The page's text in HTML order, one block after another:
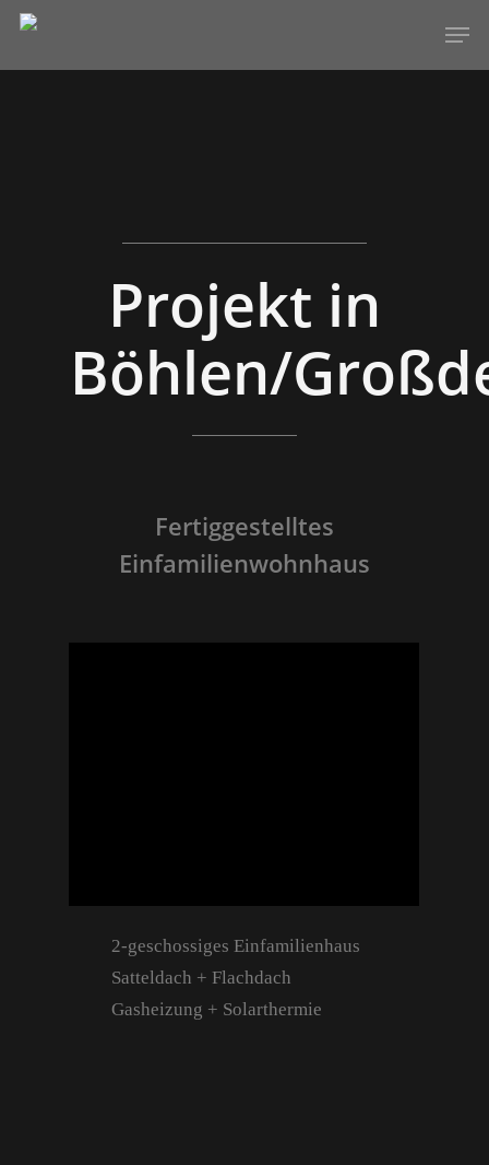
Projekt in
Böhlen/
Fertiggestelltes
Einfamilienwohnhaus
2-geschossiges Einfamilienhaus
Satteldach + Flachdach
Gasheizung + Solarthermie